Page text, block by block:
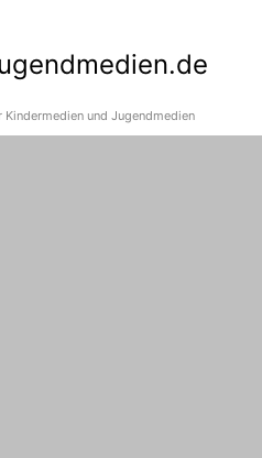
und Jugendmedien